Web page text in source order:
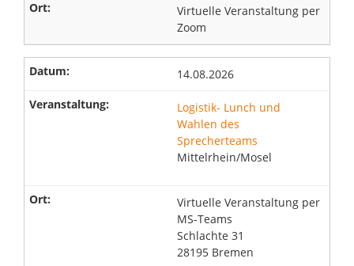
Virtuelle Veranstaltung per
Zoom
14.08.2026
Logistik- Lunch und
Wahlen des
Sprecherteams
Mittelrhein/Mosel
Virtuelle Veranstaltung per
MS-Teams
Schlachte 31
28195 Bremen